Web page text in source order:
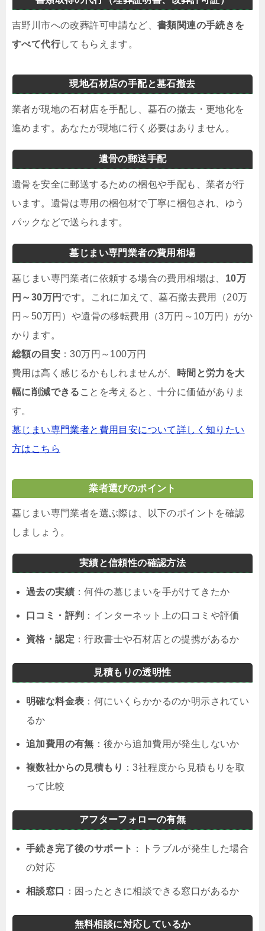
吉野川市への改葬許可申請など、 書類関連の手続きを
すべて代行してもらえます。
現地石材店の手配と墓石撤去
業者が現地の石材店を手配し、墓石の撤去・更地化を
進めます。あなたが現地に行く必要はありません。
遺骨の郵送手配
遺骨を安全に郵送するための梱包や手配も、業者が行
います。遺骨は専用の梱包材で丁寧に梱包され、ゆう
パックなどで送られます。
墓じまい専門業者の費用相場
墓じまい専門業者に依頼する場合の費用相場は、 10万
円～30万円 です。これに加えて、墓石撤去費用（20万
円～50万円）や遺骨の移転費用（3万円～10万円）がか
かります。
総額の目安 ：30万円～100万円
費用は高く感じるかもしれませんが、
時間と労力を大
幅に削減できる ことを考えると、十分に価値がありま
す。
墓じまい専門業者と費用目安について詳しく知りたい
方はこちら
業者選びのポイント
墓じまい専門業者を選ぶ際は、以下のポイントを確認
しましょう。
実績と信頼性の確認方法
過去の実績 ：何件の墓じまいを手がけてきたか
口コミ・評判 ：インターネット上の口コミや評価
資格・認定 ：行政書士や石材店との提携があるか
見積もりの透明性
明確な料金表 ：何にいくらかかるのか明示されてい
るか
追加費用の有無 ：後から追加費用が発生しないか
複数社からの見積もり ：3社程度から見積もりを取
って比較
アフターフォローの有無
手続き完了後のサポート ：トラブルが発生した場合
の対応
相談窓口 ：困ったときに相談できる窓口があるか
無料相談に対応しているか